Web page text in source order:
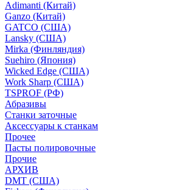
Adimanti (Китай)
Ganzo (Китай)
GATCO (США)
Lansky (США)
Mirka (Финляндия)
Suehiro (Япония)
Wicked Edge (США)
Work Sharp (США)
TSPROF (РФ)
Абразивы
Станки заточные
Аксессуары к станкам
Прочее
Пасты полировочные
Прочие
АРХИВ
DMT (США)